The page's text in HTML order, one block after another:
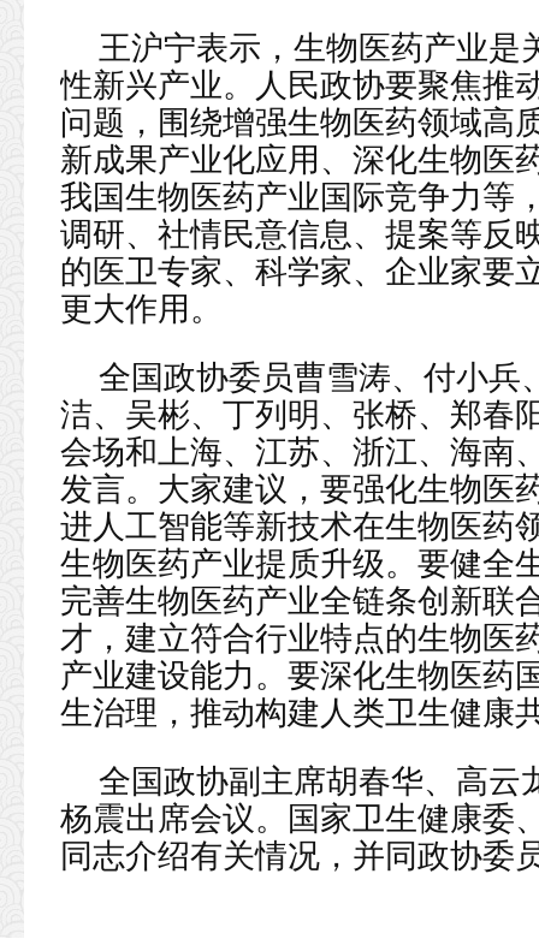
王沪宁表示，生物医药产业是
性新兴产业。人民政协要聚焦推
问题，围绕增强生物医药领域高
新成果产业化应用、深化生物医
我国生物医药产业国际竞争力等
调研、社情民意信息、提案等反
的医卫专家、科学家、企业家要
更大作用。
全国政协委员曹雪涛、付小兵
洁、吴彬、丁列明、张桥、郑春
会场和上海、江苏、浙江、海南
发言。大家建议，要强化生物医
进人工智能等新技术在生物医药
生物医药产业提质升级。要健全
完善生物医药产业全链条创新联
才，建立符合行业特点的生物医
产业建设能力。要深化生物医药
生治理，推动构建人类卫生健康
全国政协副主席胡春华、高云
杨震出席会议。国家卫生健康委
同志介绍有关情况，并同政协委